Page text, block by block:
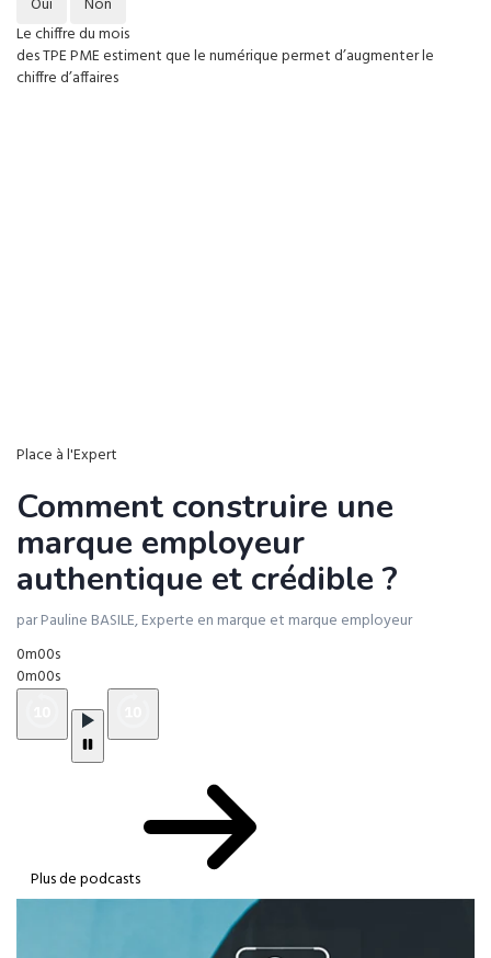
Le chiffre du mois
des TPE PME estiment que le numérique permet d’augmenter le
chiffre d’affaires
Place à l'Expert
Comment construire une
marque employeur
authentique et crédible ?
par Pauline BASILE, Experte en marque et marque employeur
0m00s
0m00s
Plus de podcasts